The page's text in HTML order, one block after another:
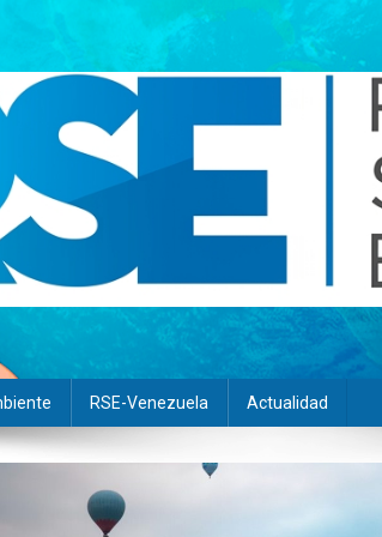
RSE-Venezuela Actualidad